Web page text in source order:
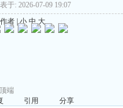
于: 2026-07-09 19:07
者 |小 中 大
顶端
引用 分享